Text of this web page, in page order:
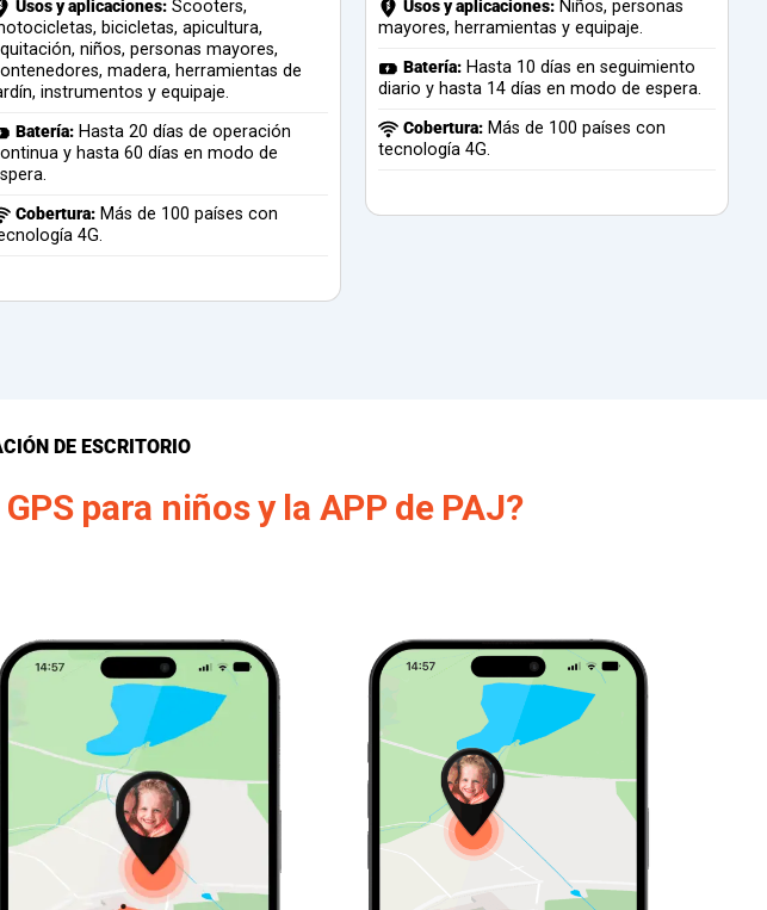
Usos y aplicaciones:Scooters,
bicicletas, apicultura,
niños, personas mayores,
madera, herramientas de
instrumentos y equipaje.
Batería:Hasta 20 días de operación
y hasta 60 días en modo de
Cobertura:Más de 100 países con
4G.
Usos y aplicaciones:Niños, personas
mayores, herramientas y equipaje.
Batería:Hasta 10 días en seguimiento
diario y hasta 14 días en modo de espera.
Cobertura:Más de 100 países con
tecnología 4G.
DE ESCRITORIO
para niños y la APP de PAJ?